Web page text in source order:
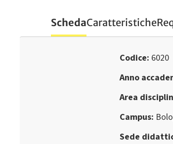
SchedaCaratteristiche
Codice 6020
Anno
Area
Campus
Sede